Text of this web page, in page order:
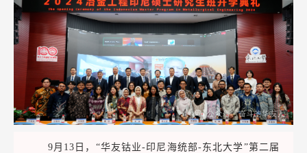
9月13日，“华友钴业-印尼海统部-东北大学”第二届